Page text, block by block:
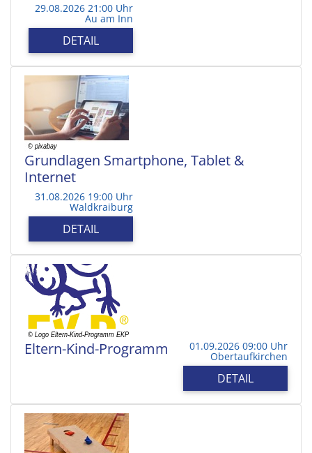
29.08.2026 21:00 Uhr
Au am Inn
DETAIL
Grundlagen Smartphone, Tablet &
Internet
31.08.2026 19:00 Uhr
Waldkraiburg
DETAIL
Eltern-Kind-Programm 01.09.2026 09:00 Uhr
Obertaufkirchen
DETAIL